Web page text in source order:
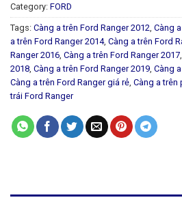
Category: FORD
Tags: Càng a trên Ford Ranger 2012, Càng
a trên Ford Ranger 2014, Càng a trên Ford
Ranger 2016, Càng a trên Ford Ranger 2017,
2018, Càng a trên Ford Ranger 2019, Càng
Càng a trên Ford Ranger giá rẻ, Càng a trên
trái Ford Ranger